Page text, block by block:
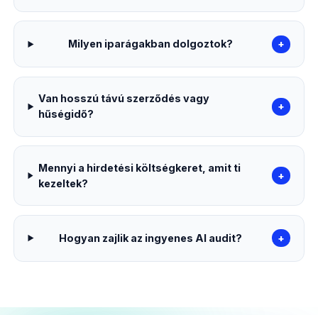
Milyen iparágakban dolgoztok? +
Van hosszú távú szerződés vagy
hűségidő?
+
Mennyi a hirdetési költségkeret, amit ti
kezeltek?
+
Hogyan zajlik az ingyenes AI audit? +